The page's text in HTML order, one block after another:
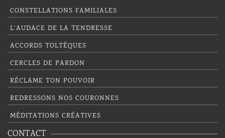
CONSTELLATIONS FAMILIALES
L’AUDACE DE LA TENDRESSE
ACCORDS TOLTÈQUES
CERCLES DE PARDON
RÉCLAME TON POUVOIR
REDRESSONS NOS COURONNES
MÉDITATIONS CRÉATIVES
CONTACT